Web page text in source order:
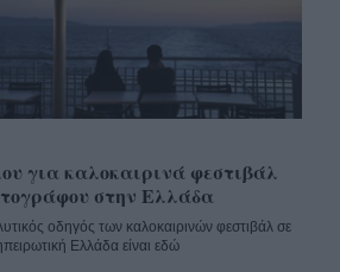
για καλοκαιρινά φεστιβάλ
στην Ελλάδα
οδηγός των καλοκαιρινών φεστιβάλ σε
Ελλάδα είναι εδώ